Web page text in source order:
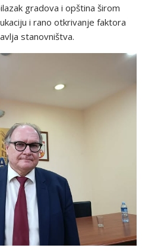
gradova i opština širom
i rano otkrivanje faktora
stanovništva.